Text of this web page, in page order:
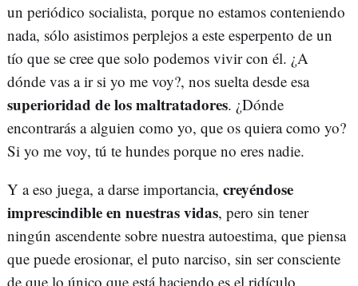
un periódico socialista, porque no estamos conteniendo
nada, sólo asistimos perplejos a este esperpento de un
tío que se cree que solo podemos vivir con él. ¿A
dónde vas a ir si yo me voy?, nos suelta desde esa
superioridad de los maltratadores. ¿Dónde
encontrarás a alguien como yo, que os quiera como yo?
Si yo me voy, tú te hundes porque no eres nadie.
Y a eso juega, a darse importancia, creyéndose
imprescindible en nuestras vidas, pero sin tener
ningún ascendente sobre nuestra autoestima, que piensa
que puede erosionar, el puto narciso, sin ser consciente
de que lo único que está haciendo es el ridículo.